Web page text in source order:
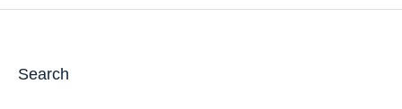
Search